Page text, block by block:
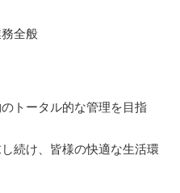
務全般
トータル的な管理を目指
続け、皆様の快適な生活環